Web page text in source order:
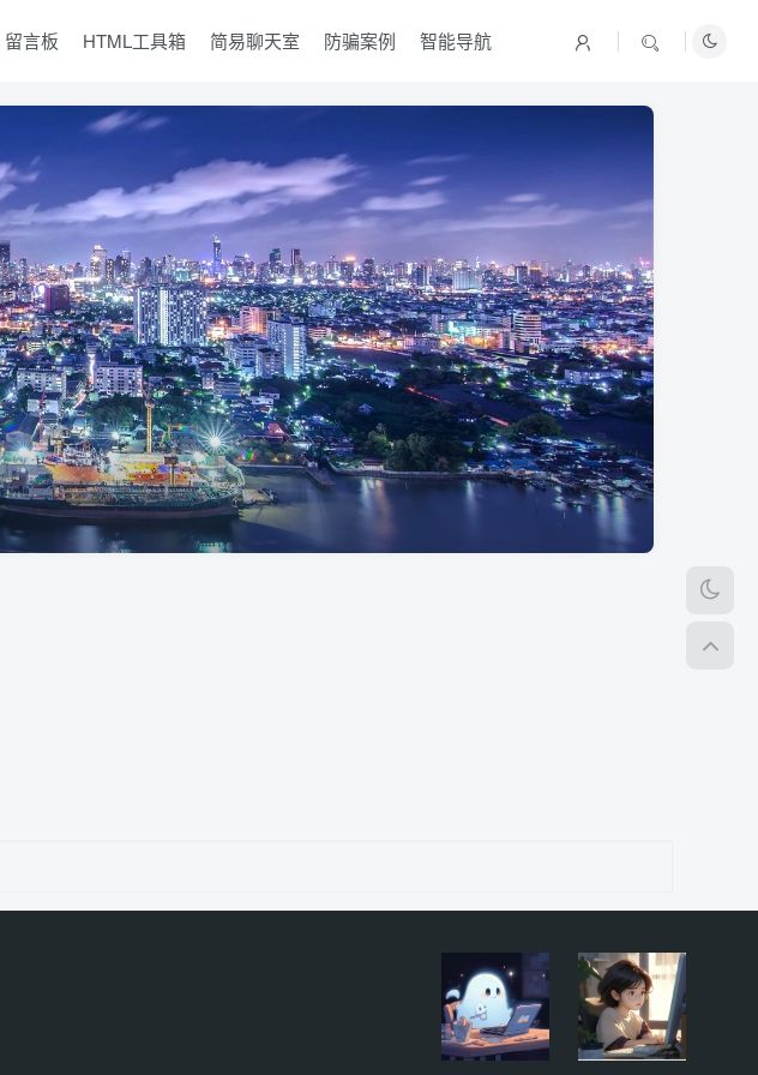
留言板 HTML工具箱 简易聊天室 防骗案例 智能导航